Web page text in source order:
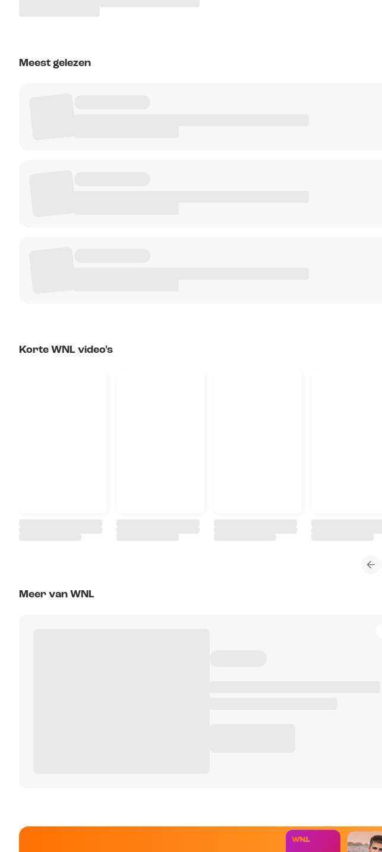
Meest gelezen
Korte WNL video's
Meer van WNL